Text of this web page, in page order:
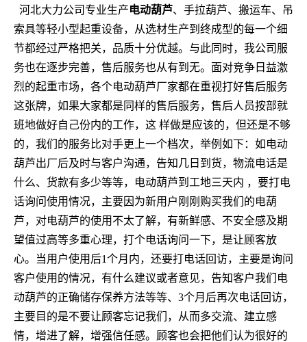
河北大力公司专业生产电动葫芦、手拉葫芦、搬运车、吊
索具等轻小型起重设备，从选材生产到终成型的每一个细
节都经过严格把关，品质十分优越。与此同时，我公司服
务也在逐步完善，售后服务也从有到无。面对竞争日益激
烈的起重市场，各个电动葫芦厂家都在重视打好售后服务
这张牌，如果大家都是同样的售后服务，售后人员按部就
班地做好自己份内的工作，这 样做是应该的，但还是不够
的，我们的服务比对手更上一个档次，举例如下：如电动
葫芦出厂后及时与客户沟通，告知几日到货，物流电话是
什么、货款有多少等等，电动葫芦到工地三天内 ，要打电
话询问使用情况，主要因为新用户刚刚购买我们的电葫
芦，对电葫芦的使用不太了解，有新鲜感、不安全感及期
望值过高等多重心理，打个电话询问一下，是让顾客放
心。当用户使用后1个月内，还要打电话回访，主要是询问
客户使用的情况，有什么建议或者意见，告知客户我们电
动葫芦的正确储存保养方法等等、3个月后再次电话回访，
主要目的是不要让顾客忘记我们，从而多交流、建立感
情，增进了解，增强信任感。顾客也会把他们认为很好的